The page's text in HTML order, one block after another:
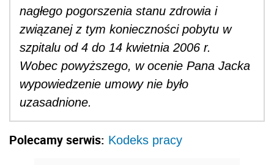
nagłego pogorszenia stanu zdrowia i
związanej z tym konieczności pobytu w
szpitalu od 4 do 14 kwietnia 2006 r.
Wobec powyższego, w ocenie Pana Jacka
wypowiedzenie umowy nie było
uzasadnione.
Polecamy serwis: Kodeks pracy